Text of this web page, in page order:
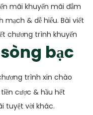
mãi khuyến mãi đắm
mạch & dễ hiểu. Bài viết
chương trình khuyến
sòng bạc
trình xin chào
cược & hầu hết
tuyệt vời khác.